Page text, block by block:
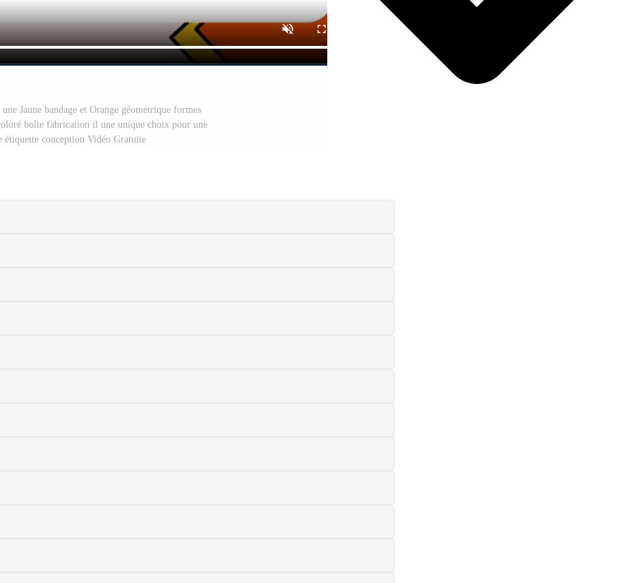
Jaune bandage et Orange géométrique formes
boîte fabrication il une unique choix pour une
étiquette conception Vidéo Gratuite